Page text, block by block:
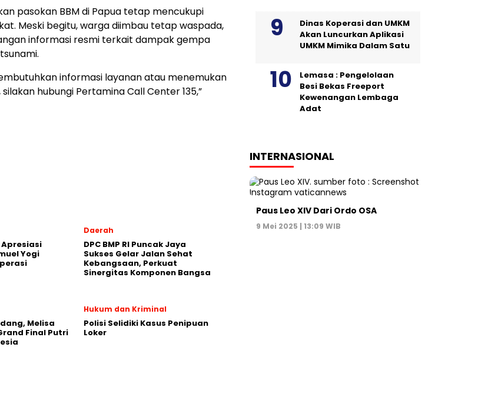
pasokan BBM di Papua tetap mencukupi
Meski begitu, warga diimbau tetap waspada,
informasi resmi terkait dampak gempa
informasi layanan atau menemukan
hubungi Pertamina Call Center 135,”
Apresiasi
Yogi
Daerah
DPC BMP RI Puncak Jaya
Sukses Gelar Jalan Sehat
Kebangsaan, Perkuat
Sinergitas Komponen Bangsa
Melisa
Final Putri
Hukum dan Kriminal
Polisi Selidiki Kasus Penipuan
Loker
Dinas Koperasi dan UMKM
Akan Luncurkan Aplikasi
UMKM Mimika Dalam Satu
Lemasa : Pengelolaan
Besi Bekas Freeport
Kewenangan Lembaga
Adat
INTERNASIONAL
Paus Leo XIV Dari Ordo OSA
9 Mei 2025 | 13:09 WIB